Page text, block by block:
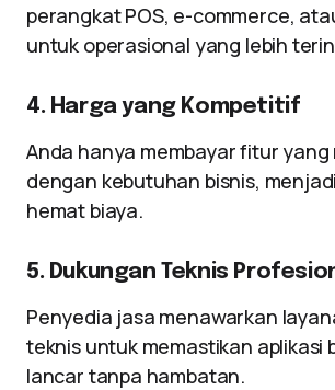
perangkat POS, e-commerce,
untuk operasional yang lebih
4. Harga yang Kompetitif
Anda hanya membayar fitur yang
dengan kebutuhan bisnis,
hemat biaya.
5. Dukungan Teknis
Penyedia jasa menawarkan
teknis untuk memastikan aplikasi
lancar tanpa hambatan.